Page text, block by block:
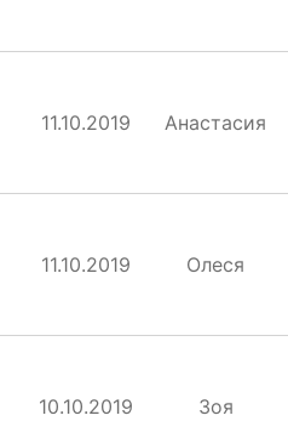
11.10.2019 Анастасия
11.10.2019 Олеся
10.10.2019 Зоя